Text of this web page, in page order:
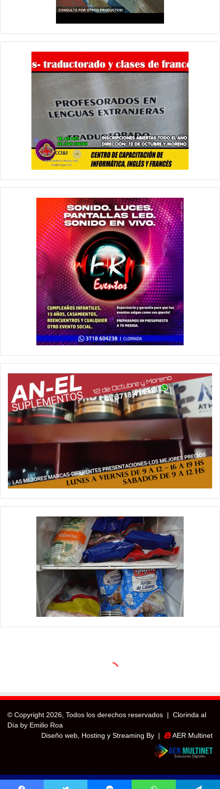
© Copyright 2026, Todos los derechos reservados | Clorinda al
Día by Emilio Roa
Diseño web, Hosting y Streaming By |
AER Multinet